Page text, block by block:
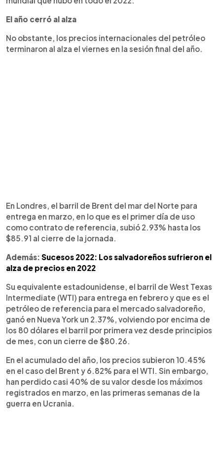
El año cerró al alza
No obstante, los precios internacionales del petróleo
terminaron al alza el viernes en la sesión final del año.
En Londres, el barril de Brent del mar del Norte para
entrega en marzo, en lo que es el primer día de uso
como contrato de referencia, subió 2.93% hasta los
$85.91 al cierre de la jornada.
Además: Sucesos 2022: Los salvadoreños sufrieron el
alza de precios en 2022
Su equivalente estadounidense, el barril de West Texas
Intermediate (WTI) para entrega en febrero y que es el
petróleo de referencia para el mercado salvadoreño,
ganó en Nueva York un 2.37%, volviendo por encima de
los 80 dólares el barril por primera vez desde principios
de mes, con un cierre de $80.26.
En el acumulado del año, los precios subieron 10.45%
en el caso del Brent y 6.82% para el WTI. Sin embargo,
han perdido casi 40% de su valor desde los máximos
registrados en marzo, en las primeras semanas de la
guerra en Ucrania.